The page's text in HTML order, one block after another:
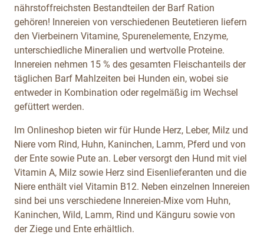
nährstoffreichsten Bestandteilen der Barf Ration
gehören! Innereien von verschiedenen Beutetieren liefern
den Vierbeinern Vitamine, Spurenelemente, Enzyme,
unterschiedliche Mineralien und wertvolle Proteine.
Innereien nehmen 15 % des gesamten Fleischanteils der
täglichen Barf Mahlzeiten bei Hunden ein, wobei sie
entweder in Kombination oder regelmäßig im Wechsel
gefüttert werden.
Im Onlineshop bieten wir für Hunde Herz, Leber, Milz und
Niere vom Rind, Huhn, Kaninchen, Lamm, Pferd und von
der Ente sowie Pute an. Leber versorgt den Hund mit viel
Vitamin A, Milz sowie Herz sind Eisenlieferanten und die
Niere enthält viel Vitamin B12. Neben einzelnen Innereien
sind bei uns verschiedene Innereien-Mixe vom Huhn,
Kaninchen, Wild, Lamm, Rind und Känguru sowie von
der Ziege und Ente erhältlich.